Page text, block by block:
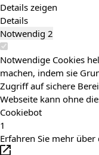
Details zeigen
Details
Notwendig 2
Notwendige Cookies
machen, indem sie
Zugriff auf sichere
Webseite kann ohne
Cookiebot
1
Erfahren Sie mehr